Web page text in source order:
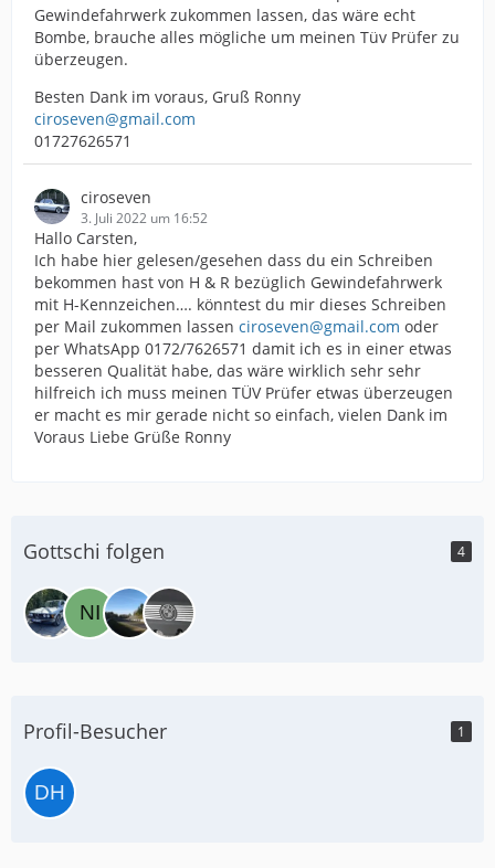
Gewindefahrwerk zukommen lassen, das wäre echt
Bombe, brauche alles mögliche um meinen Tüv Prüfer zu
überzeugen.
Besten Dank im voraus, Gruß Ronny
ciroseven@gmail.com
01727626571
ciroseven
3. Juli 2022 um 16:52
Hallo Carsten,
Ich habe hier gelesen/gesehen dass du ein Schreiben
bekommen hast von H & R bezüglich Gewindefahrwerk
mit H-Kennzeichen…. könntest du mir dieses Schreiben
per Mail zukommen lassen ciroseven@gmail.com oder
per WhatsApp 0172/7626571 damit ich es in einer etwas
besseren Qualität habe, das wäre wirklich sehr sehr
hilfreich ich muss meinen TÜV Prüfer etwas überzeugen
er macht es mir gerade nicht so einfach, vielen Dank im
Voraus Liebe Grüße Ronny
Gottschi folgen 4
Profil-Besucher 1